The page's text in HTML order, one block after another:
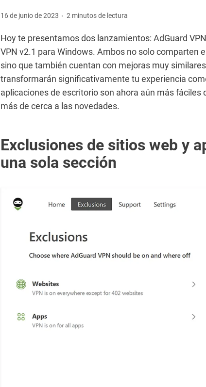
16 de junio de 2023 2 minutos de lectura
Hoy te presentamos dos lanzamientos: AdGuard
VPN v2.1 para Windows. Ambos no solo comparten
sino que también cuentan con mejoras muy
transformarán significativamente tu experiencia
aplicaciones de escritorio son ahora aún más fáciles
más de cerca a las novedades.
Exclusiones de sitios web y
una sola sección